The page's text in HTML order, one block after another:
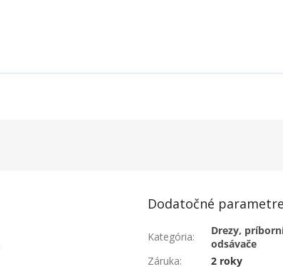
Dodatočné parametre
Kategória:
Drezy,
odsávače
Záruka:
2 roky